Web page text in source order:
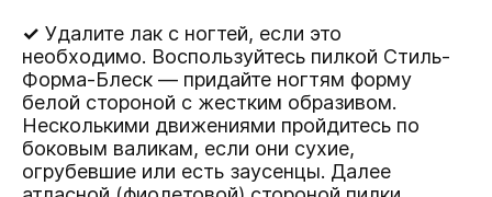
✓ Удалите лак с ногтей, если это
необходимо. Воспользуйтесь пилкой Стиль-
Форма-Блеск — придайте ногтям форму
белой стороной с жестким образивом.
Несколькими движениями пройдитесь по
боковым валикам, если они сухие,
огрубевшие или есть заусенцы. Далее